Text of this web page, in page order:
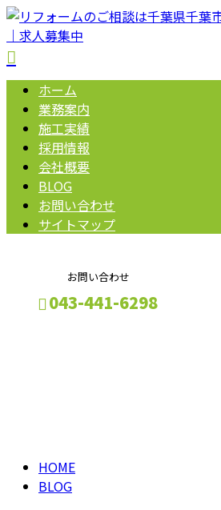
ホーム
業務案内
施工実績
採用情報
会社概要
BLOG
お問い合わせ
サイトマップ
お問い合わせ
043-441-6298
HOME
BLOG